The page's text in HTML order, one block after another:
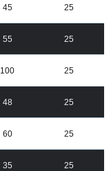
45 25
55 25
100 25
48 25
60 25
35 25